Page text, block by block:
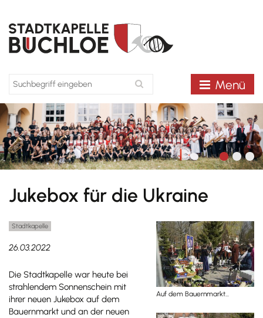
Menü
Jukebox für die Ukraine
Auf dem Bauernmarkt...
Stadtkapelle
26.03.2022
Die Stadtkapelle war heute bei
strahlendem Sonnenschein mit
ihrer neuen Jukebox auf dem
Bauernmarkt und an der neuen